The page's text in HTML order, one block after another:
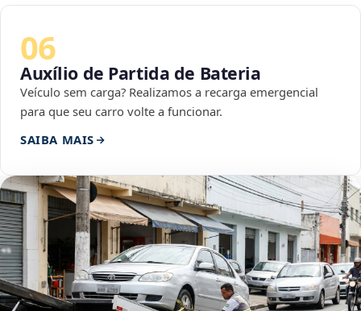
06
Auxílio de Partida de Bateria
Veículo sem carga? Realizamos a recarga emergencial
para que seu carro volte a funcionar.
SAIBA MAIS